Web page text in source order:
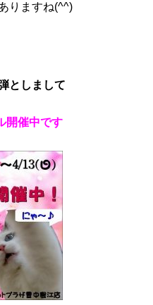
りますね(^^)
としまして
開催中です